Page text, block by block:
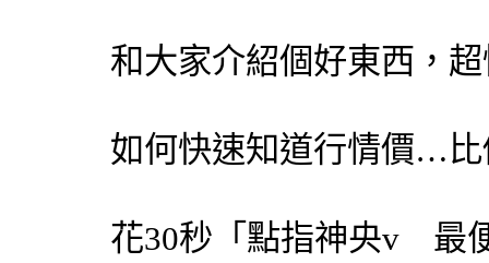
和大家介紹個好東西，
如何快速知道行情價…
花30秒「點指神央v 最